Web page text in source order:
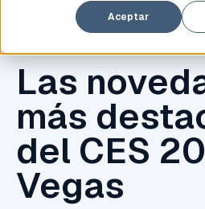
Aceptar
, NEW YEAR
Las
más
del CES
Vegas